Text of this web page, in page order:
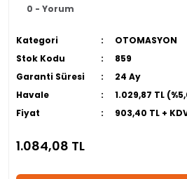
0 - Yorum
Kategori
OTOMASYON
Stok Kodu
859
Garanti Süresi
24 Ay
Havale
1.029,87 TL
Fiyat
903,40 TL +
1.084,08 TL